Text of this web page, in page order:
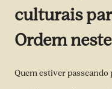
culturais
Ordem
Quem estiver passeando